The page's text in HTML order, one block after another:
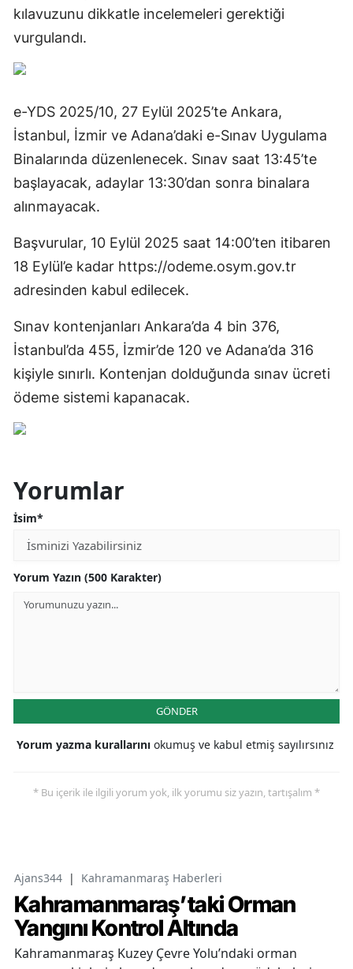
kılavuzunu dikkatle incelemeleri gerektiği
vurgulandı.
e-YDS 2025/10, 27 Eylül 2025’te Ankara,
İstanbul, İzmir ve Adana’daki e-Sınav Uygulama
Binalarında düzenlenecek. Sınav saat 13:45’te
başlayacak, adaylar 13:30’dan sonra binalara
alınmayacak.
Başvurular, 10 Eylül 2025 saat 14:00’ten itibaren
18 Eylül’e kadar https://odeme.osym.gov.tr
adresinden kabul edilecek.
Sınav kontenjanları Ankara’da 4 bin 376,
İstanbul’da 455, İzmir’de 120 ve Adana’da 316
kişiyle sınırlı. Kontenjan dolduğunda sınav ücreti
ödeme sistemi kapanacak.
Yorumlar
İsim*
Yorum Yazın (500 Karakter)
GÖNDER
Yorum yazma kurallarını okumuş ve kabul etmiş sayılırsınız
* Bu içerik ile ilgili yorum yok, ilk yorumu siz yazın, tartışalım *
Ajans344 | Kahramanmaraş Haberleri
Kahramanmaraş’taki Orman
Yangını Kontrol Altında
Kahramanmaraş Kuzey Çevre Yolu’ndaki orman